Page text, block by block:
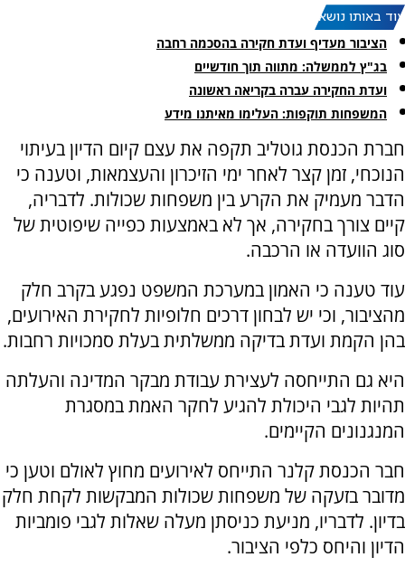
עוד באותו נושא:
הציבור מעדיף ועדת חקירה בהסכמה רחבה
בג"ץ לממשלה: מתווה תוך חודשיים
ועדת החקירה עברה בקריאה ראשונה
המשפחות תוקפות: העלימו מאיתנו מידע
חברת הכנסת גוטליב תקפה את עצם קיום הדיון בעיתוי
הנוכחי, זמן קצר לאחר ימי הזיכרון והעצמאות, וטענה כי
הדבר מעמיק את הקרע בין משפחות שכולות. לדבריה,
קיים צורך בחקירה, אך לא באמצעות כפייה שיפוטית של
סוג הוועדה או הרכבה.
עוד טענה כי האמון במערכת המשפט נפגע בקרב חלק
מהציבור, וכי יש לבחון דרכים חלופיות לחקירת האירועים,
בהן הקמת ועדת בדיקה ממשלתית בעלת סמכויות רחבות.
היא גם התייחסה לעצירת עבודת מבקר המדינה והעלתה
תהיות לגבי היכולת להגיע לחקר האמת במסגרת
המנגנונים הקיימים.
חבר הכנסת קלנר התייחס לאירועים מחוץ לאולם וטען כי
מדובר בזעקה של משפחות שכולות המבקשות לקחת חלק
בדיון. לדבריו, מניעת כניסתן מעלה שאלות לגבי פומביות
הדיון והיחס כלפי הציבור.